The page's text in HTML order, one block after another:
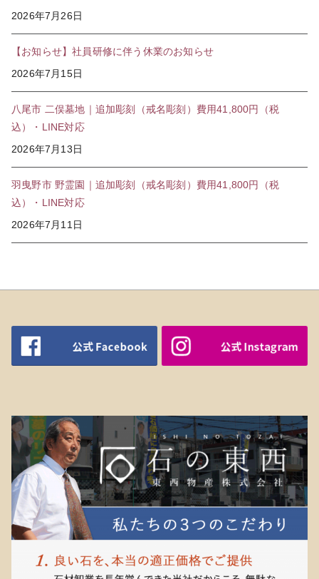
2026年7月26日
【お知らせ】社員研修に伴う休業のお知らせ
2026年7月15日
八尾市 二俣墓地｜追加彫刻（戒名彫刻）費用41,800円（税
込）・LINE対応
2026年7月13日
羽曳野市 野霊園｜追加彫刻（戒名彫刻）費用41,800円（税
込）・LINE対応
2026年7月11日